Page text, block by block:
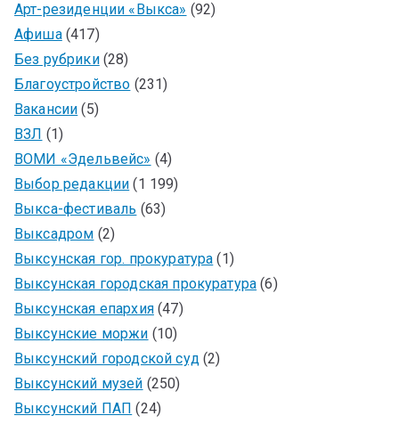
Арт-резиденции «Выкса» (92)
Афиша(417)
Без рубрики(28)
Благоустройство (231)
Вакансии (5)
ВЗЛ (1)
ВОМИ «Эдельвейс» (4)
Выбор редакции (1 199)
Выкса-фестиваль (63)
Выксадром (2)
Выксунская гор. прокуратура (1)
Выксунская городская прокуратура (6)
Выксунская епархия(47)
Выксунские моржи (10)
Выксунский городской суд(2)
Выксунский музей (250)
Выксунский ПАП (24)